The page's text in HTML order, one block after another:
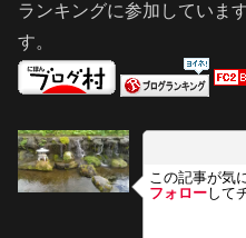
ランキングに参加していま
す。
この記事が気
フォローして